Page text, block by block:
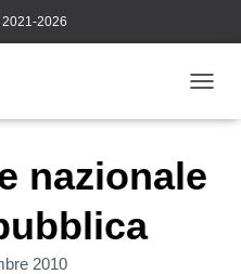
2021-2026
A
G
nazionale
2010